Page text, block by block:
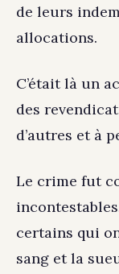
de leurs
allocations.
C’était là un
des
d’autres et à
Le crime fut
certains qui
sang et la